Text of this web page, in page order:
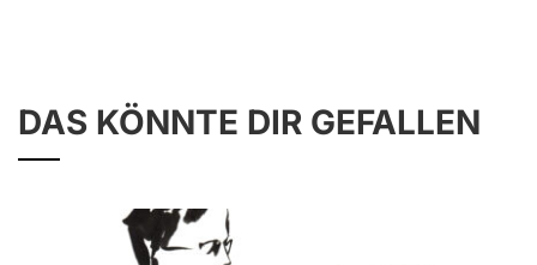
DAS KÖNNTE DIR GEFALLEN